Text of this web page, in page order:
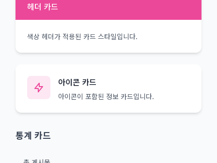
헤더 카드
색상 헤더가 적용된 카드 스타일입니다.
아이콘 카드
아이콘이 포함된 정보 카드입니다.
통계 카드